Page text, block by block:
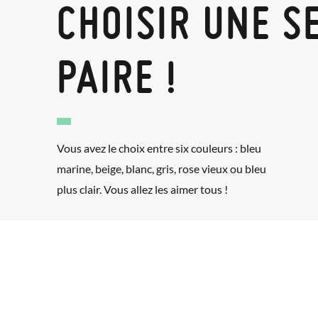
CHOISIR UNE
PAIRE !
Vous avez le choix entre six couleurs : bleu
marine, beige, blanc, gris, rose vieux ou bleu
plus clair. Vous allez les aimer tous !